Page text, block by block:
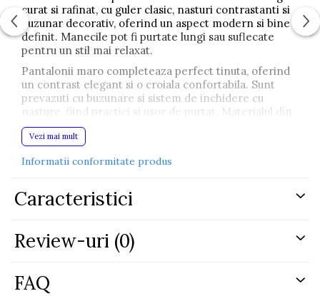
curat si rafinat, cu guler clasic, nasturi contrastanti si
buzunar decorativ, oferind un aspect modern si bine
definit. Manecile pot fi purtate lungi sau suflecate
pentru un stil mai relaxat.
Pantalonii maro completeaza perfect tinuta, oferind
un contrast elegant si o croiala confortabila. Sunt
prevazuti cu buzunare si sistem de inchidere cu
nasture, fiind practici si usor de purtat. Materialul din
100% bumbac asigura confort optim si libertate de
miscare pe tot parcursul zilei.
Acest set este alegerea ideala pentru parintii care
Brand: Oryeda
Pentru: baieti
Culoare: camasa alba si pantaloni maro
Vezi mai mult
Informatii conformitate produs
Caracteristici
Review-uri (0)
FAQ